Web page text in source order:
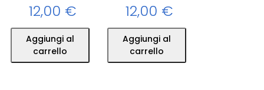
12,00 €
Aggiungi al
carrello
12,00 €
Aggiungi al
carrello